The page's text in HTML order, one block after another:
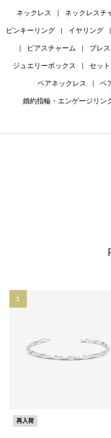
ネックレス ネックレスチ
ピンキーリング イヤリング
ピアスチャーム ブレ
ジュエリーボックス セッ
ペアネックレス ペ
婚約指輪・エンゲージリン
1
再入荷